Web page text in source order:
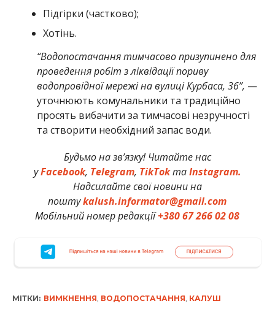
Підгірки (частково);
Хотінь.
“Водопостачання тимчасово призупинено для
проведення робіт з ліквідації пориву
водопровідної мережі на вулиці Курбаса, 36”, —
уточнюють комунальники та традиційно
просять вибачити за тимчасові незручності
та створити необхідний запас води.
Будьмо на зв’язку! Читайте нас
уFacebook, Telegram, TikTokтаInstagram.
Надсилайте свої новини на
поштуkalush.informator@gmail.com
Мобільний номер редакції+380 67 266 02 08
МІТКИ: ВИМКНЕННЯ ВОДОПОСТАЧАННЯ КАЛУШ